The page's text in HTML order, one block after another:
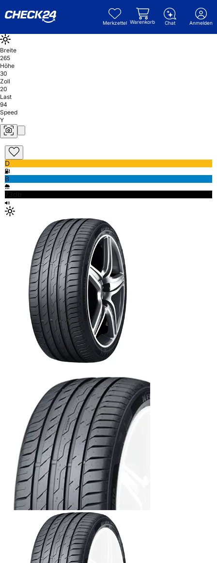
Merkzettel Warenkorb Chat Anmelden
Breite
265
Höhe
30
Zoll
20
Last
94
Speed
Y
D
B
73db